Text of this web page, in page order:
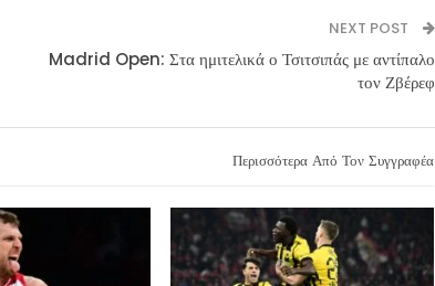
NEXT POST
Madrid Open: Στα ημιτελικά ο Τσιτσιπάς με αντίπαλο
τον Ζβέρεφ
Περισσότερα Από Τον Συγγραφέα